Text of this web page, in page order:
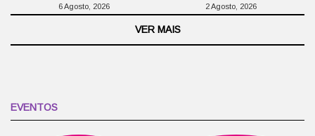
6 Agosto, 2026 2 Agosto, 2026
VER MAIS
EVENTOS